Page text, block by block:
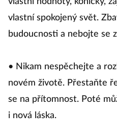
vlastní spokojený svět.
budoucnosti a nebojte se
• Nikam nespěchejte a
novém životě. Přestaňte
se na přítomnost. Poté
i nová láska.